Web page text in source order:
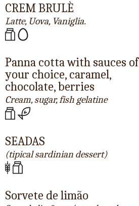
CREM BRULÈ
Latte, Uova, Vaniglia.
Panna cotta with sauces of
your choice, caramel,
chocolate, berries
Cream, sugar, fish gelatine
SEADAS
(tipical sardinian dessert)
Sorvete de limão